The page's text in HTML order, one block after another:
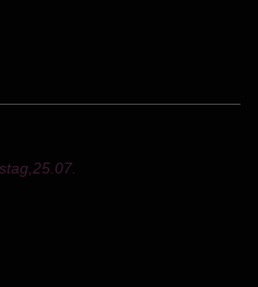
25.07.